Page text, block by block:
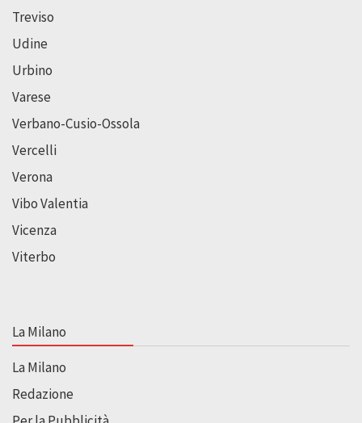
Treviso
Udine
Urbino
Varese
Verbano-Cusio-Ossola
Vercelli
Verona
Vibo Valentia
Vicenza
Viterbo
La Milano
La Milano
Redazione